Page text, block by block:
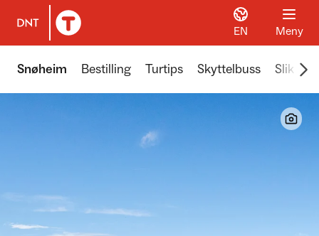
Til DNT.no forside
EN Meny
Snøheim Bestilling Turtips Skyttelbuss Slik